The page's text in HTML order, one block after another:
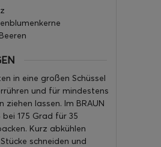
in eine großen Schüssel
und für mindestens
ziehen lassen. Im BRAUN
bei 175 Grad für 35
Kurz abkühlen
schneiden und